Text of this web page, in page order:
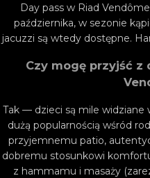
Day pass w Riad
października, w sezonie
jacuzzi są wtedy dostępne.
Czy mogę przyjść z
Tak — dzieci są mile widziane
dużą popularnością wśród
przyjemnemu patio,
dobremu stosunkowi
z hammamu i masaży